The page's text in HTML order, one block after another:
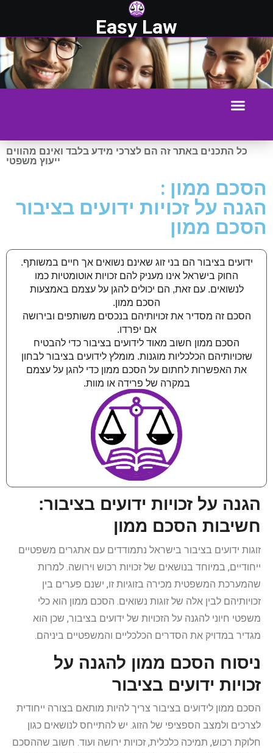
Easy Law
כל התכנים באתר זה הם לצרכי מידע בלבד ואינם מהווים
ייעוץ משפטי
הסכם ממון :
הגנה על זכויות ידועים בציבור
הסכם ממון
ידועים בציבור הם בני זוג שאינם נשואים אך חיים במשותף.
החוק בישראל אינו מעניק להם זכויות אוטומטיות כמו
לנשואים. עם זאת, הם יכולים להגן על עצמם באמצעות
הסכם ממון.
הסכם זה מסדיר את זכויותיהם בנכסים משותפים ובירושה
אם יפרדו.
הסכם ממון חשוב מאוד לידועים בציבור כדי להבטיח
שזכויותיהם הכלכליות מוגנות. מומלץ לידועים בציבור לבחון
את האפשרות לחתום על הסכם ממון כדי להגן על עצמם
במקרה של פרידה או מוות.
הגנה על זכויות ידועים בציבור:
חשיבות הסכם ממון
זוגות ידועים בציבור בישראל נתמודדים עם אתגרים משפטיים
ייחודיים, במיוחד בנושאים של זכויות רכוש וירושה. למרות
שהמערכת המשפטית מכירה בזוגיות זו, ישנם פערים בין
זכויותיהם לבין אלה של זוגות נשואים. הסכם ממון הוא כלי
משפטי חיוני להגנה על הזכויות של ידועים בציבור, שכן הוא
מגדיר במדויק את הסדרים הכלכליים והמשפטיים ביניהם.
ניסוח הסכם ממון להגנה על
זכויות ידועים בציבור
הסכם ממון לידועים בציבור צריך להיות מותאם בצורה ייחודית
לצרכים ולמצב הספציפי של הזוג. יש להתייחס לנושאים כגון
חלוקת רכוש, תמיכה כלכלית, זכויות ירושה ועוד. חשוב שההסכם